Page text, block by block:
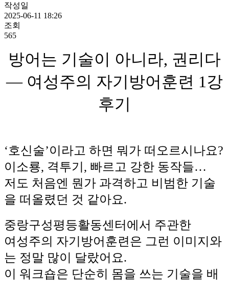
작성일
2025-06-11 18:26
조회
565
방어는 기술이 아니라, 권리다
— 여성주의 자기방어훈련 1강
후기
‘호신술’이라고 하면 뭐가 떠오르시나요?
이소룡, 격투기, 빠르고 강한 동작들…
저도 처음엔 뭔가 과격하고 비범한 기술
을 떠올렸던 것 같아요.
중랑구성평등활동센터에서 주관한
여성주의 자기방어훈련은 그런 이미지와
는 정말 많이 달랐어요.
이 워크숍은 단순히 몸을 쓰는 기술을 배